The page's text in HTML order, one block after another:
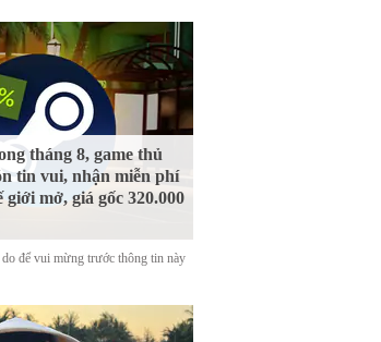
tháng 8, game thủ
tin vui, nhận miễn phí
giới mở, giá gốc 320.000
do để vui mừng trước thông tin này